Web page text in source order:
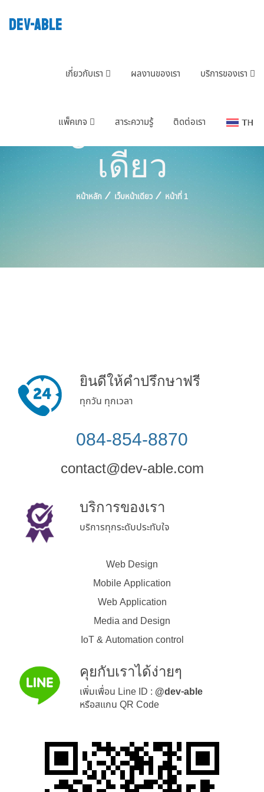
DEV-ABLE
เกี่ยวกับเรา ผลงานของเรา บริการของเรา
แพ็คเกจ สาระความรู้ ติดต่อเรา
Tag : เว็บหน้า
เดียว
หน้าหลัก เว็บหน้าเดียว หน้าที่ 1
ยินดีให้คำปรึกษาฟรี
ทุกวัน ทุกเวลา
084-854-8870
contact@dev-able.com
บริการของเรา
บริการทุกระดับประทับใจ
Web Design
Mobile Application
Web Application
Media and Design
IoT & Automation control
คุยกับเราได้ง่ายๆ
เพิ่มเพื่อน Line ID : @dev-able
หรือสแกน QR Code